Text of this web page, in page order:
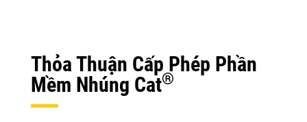
Thỏa Thuận Cấp Phép Phần
Mềm Nhúng Cat®